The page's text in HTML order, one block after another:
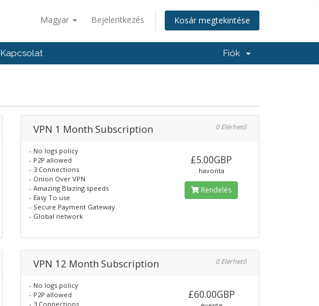
Magyar Bejelentkezés Kosár megtekintése
Kapcsolat Fiók
VPN 1 Month Subscription 0 Elérhető
- No logs policy
- P2P allowed
- 3 Connections
- Onion Over VPN
- Amazing Blazing speeds
- Easy To use
- Secure Payment Gateway
- Global network
£5.00GBP
havonta
Rendelés
VPN 12 Month Subscription 0 Elérhető
- No logs policy
- P2P allowed
- 3 Connections
£60.00GBP